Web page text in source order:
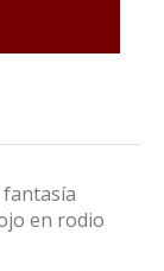
en rodio